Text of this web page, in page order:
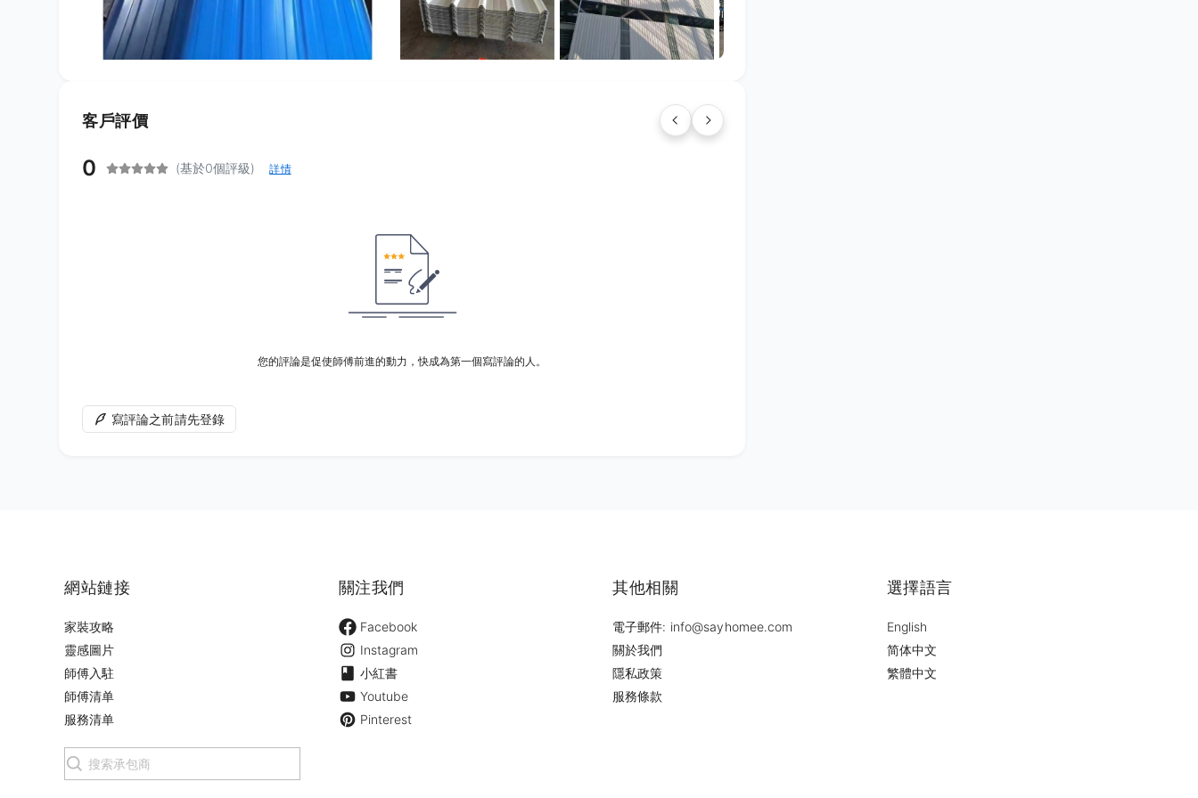
客戶評價
0 (基於0個評級) 詳情
您的評論是促使師傅前進的動力，快成為第一個寫評論的人。
寫評論之前請先登錄
網站鏈接
家裝攻略
靈感圖片
師傅入駐
師傅清单
服務清单
關注我們
Facebook
Instagram
小紅書
Youtube
Pinterest
其他相關
電子郵件: info@sayhomee.com
關於我們
隱私政策
服務條款
選擇語言
English
简体中文
繁體中文